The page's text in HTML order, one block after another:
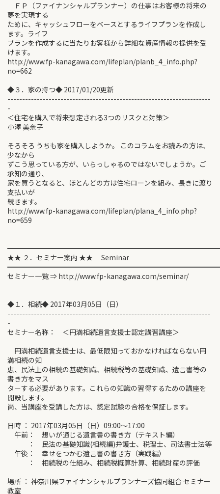
ＦＰ（ファイナンシャルプランナー）の仕事はお客様の将来の
夢を実現する
ために、キャッシュフローをベースとするライフプランを作成し
ます。ライフ
プランを作成するに当たりお客様から詳細な資産情報の提供を受
けます。
http://www.fp-kanagawa.com/lifeplan/planb_4_info.php?
no=662
◆３．家の持つ◆ 2017/01/20更新
---------------------------------------------------------------------
-
＜住宅を購入で将来想定される3つのリスクと対策＞
小澤 美奈子
そろそろ うちも家を購入しようか。 このコラムをお読みの方は、
少なから
ずこう思っている方が、いらっしゃるのではないでしょうか。ご
承知の通り、
家を買うとなると、ほとんどの方は住宅ローンを組み、長きに渡り
支払いが
続きます。
http://www.fp-kanagawa.com/lifeplan/plana_4_info.php?
no=659
★★ ２．セミナー案内 ★★ Seminar
セミナー一覧 ⇒ http://www.fp-kanagawa.com/seminar/
◆１．相続◆ 2017年03月05日（日）
---------------------------------------------------------------------
-
セミナー名称： ＜円満相続遺言支援士認定講習講座＞
円満相続遺言支援士は、最低限知っておかなければならない円
満相続の知
恵、民法上の相続の基礎知識、相続税等の基礎知識、遺言書等の
書き方をマス
ターする必要があります。これらの知識の習得するための講座を
開設します。
尚、当講座を受講した方は、認定試験の合格を保証します。
日時 ： 2017年03月05日（日）09:00～17:00
午前： 想いが通じる遺言書の書き方（テキスト編）
： 民法の基礎知識(相続編)弁護士、税理士、司法書士法等
午後： 幸せをつかむ遺言書の書き方（実践編）
： 相続税の仕組み、相続税概算計算、相続財産の評価
場所 ： 神奈川県ファイナンシャルプランナーズ協同組合 セミナー
教室